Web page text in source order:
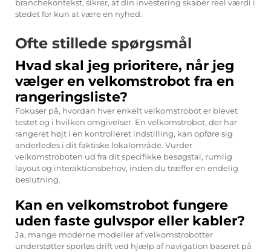
branchekontekst, sikrer, at din investering skaber reel værdi i
stedet for kun at være en nyhed.
Ofte stillede spørgsmål
Hvad skal jeg prioritere, når jeg
vælger en velkomstrobot fra en
rangeringsliste?
Fokuser på, hvordan hver enkelt velkomstrobot er blevet
testet og i hvilken omgivelser. En velkomstrobot, der har
rangeret højt i en kontrolleret indstilling, kan opføre sig
anderledes i dit faktiske lokalområde. Vurder
velkomstroboten ud fra dit specifikke besøgstal, rumlig
layout og interaktionsbehov, inden du træffer en endelig
beslutning.
Kan en velkomstrobot fungere
uden faste gulvspor eller kabler?
Ja, mange moderne modeller af velkomstrobotter
understøtter sporløs drift ved hjælp af navigation baseret på